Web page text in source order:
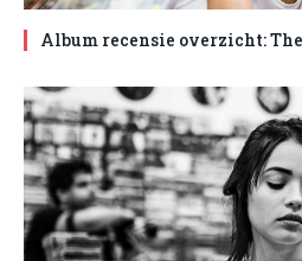
Album recensie overzicht: